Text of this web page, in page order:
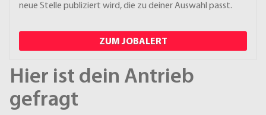
neue Stelle publiziert wird, die zu deiner Auswahl passt.
ZUM JOBALERT
Hier ist dein Antrieb
gefragt